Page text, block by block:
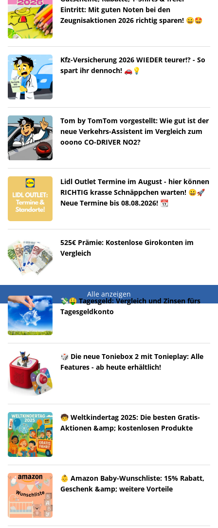
Eintritt: Mit guten Noten bei den
Zeugnisaktionen 2026 richtig sparen! 😀🤩
Kfz-Versicherung 2026 WIEDER teurer!? - So
spart ihr dennoch! 🚗💡
Tom by TomTom vorgestellt: Wie gut ist der
neue Verkehrs-Assistent im Vergleich zum
ooono CO-DRIVER NO2?
Lidl Outlet Termine im August - hier können
RICHTIG krasse Schnäppchen warten! 😀🚀
Neue Termine bis 08.08.2026! 📆
525€ Prämie: Kostenlose Girokonten im
Vergleich
Alle anzeigen
💸🤑 Tagesgeld: Vergleich und Zinsen fürs
Tagesgeldkonto
🎲 Die neue Toniebox 2 mit Tonieplay: Alle
Features - ab heute erhältlich!
🧒 Weltkindertag 2025: Die besten Gratis-
Aktionen &amp; kostenlosen Produkte
👶 Amazon Baby-Wunschliste: 15% Rabatt,
Geschenk &amp; weitere Vorteile